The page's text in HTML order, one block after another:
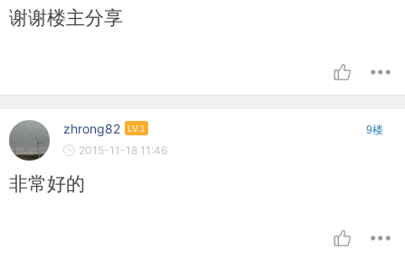
谢谢楼主分享
zhrong82 LV.1 9楼
2015-11-18 11:46
非常好的